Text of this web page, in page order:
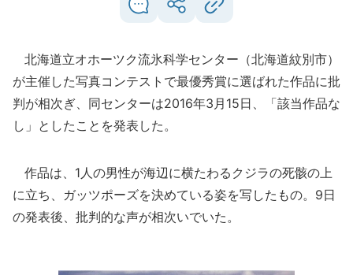
北海道立オホーツク流氷科学センター（北海道紋別市）
が主催した写真コンテストで最優秀賞に選ばれた作品に批
判が相次ぎ、同センターは2016年3月15日、「該当作品な
し」としたことを発表した。
作品は、1人の男性が海辺に横たわるクジラの死骸の上
に立ち、ガッツポーズを決めている姿を写したもの。9日
の発表後、批判的な声が相次いでいた。